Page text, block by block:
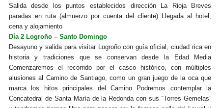
Salida desde los puntos establecidos dirección La Rioja Breves
paradas en ruta (almuerzo por cuenta del cliente) Llegada al hotel,
cena y alojamiento
Día 2 Logroño – Santo Domingo
Desayuno y salida para visitar Logroño con guía oficial, ciudad rica en
historia y tradiciones que se conservan desde la Edad Media
Comenzaremos el recorrido por el casco histórico, con múltiples
alusiones al Camino de Santiago, como un gran juego de la oca que
marca los hitos principales del Camino Podremos contemplar la
Concatedral de Santa María de la Redonda con sus “Torres Gemelas”